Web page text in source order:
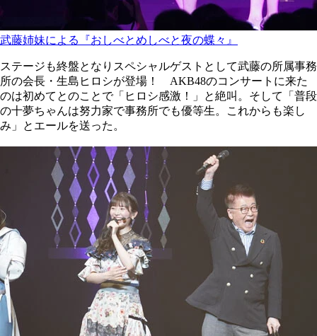
武藤姉妹による『おしべとめしべと夜の蝶々』
ステージも終盤となりスペシャルゲストとして武藤の所属事務
所の会長・生島ヒロシが登場！ AKB48のコンサートに来た
のは初めてとのことで「ヒロシ感激！」と絶叫。そして「普段
の十夢ちゃんは努力家で事務所でも優等生。これからも楽し
み」とエールを送った。